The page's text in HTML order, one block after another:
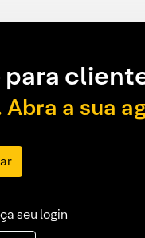
a sua
seu login